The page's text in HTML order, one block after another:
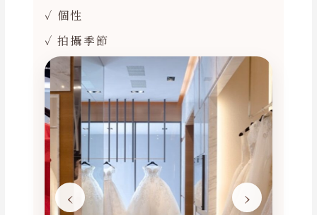
✓ 個性
✓ 拍攝季節
‹ ›